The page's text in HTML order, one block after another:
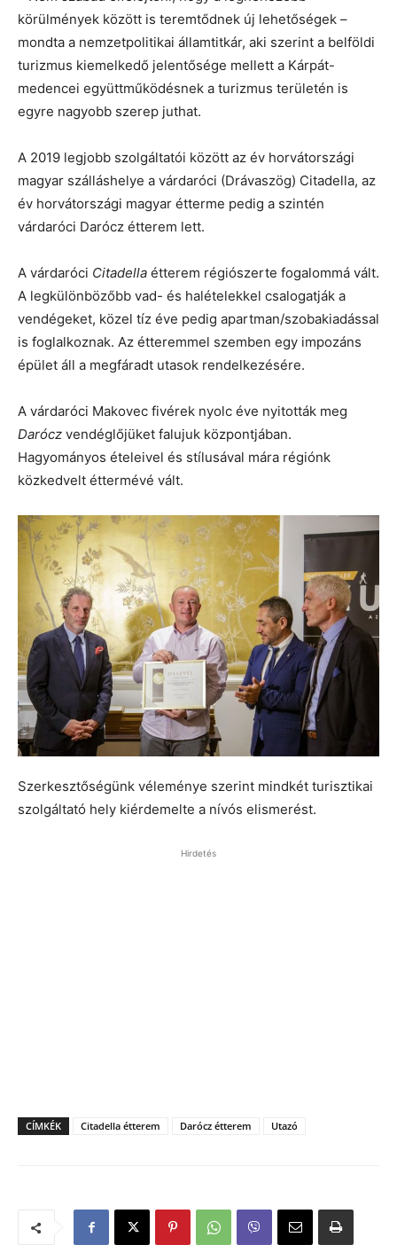
körülmények között is teremtődnek új lehetőségek –
mondta a nemzetpolitikai államtitkár, aki szerint a belföldi
turizmus kiemelkedő jelentősége mellett a Kárpát-
medencei együttműködésnek a turizmus területén is
egyre nagyobb szerep juthat.
A 2019 legjobb szolgáltatói között az év horvátországi
magyar szálláshelye a várdaróci (Drávaszög) Citadella, az
év horvátországi magyar étterme pedig a szintén
várdaróci Darócz étterem lett.
A várdaróci Citadella étterem régiószerte fogalommá vált.
A legkülönbözőbb vad- és halételekkel csalogatják a
vendégeket, közel tíz éve pedig apartman/szobakiadással
is foglalkoznak. Az étteremmel szemben egy impozáns
épület áll a megfáradt utasok rendelkezésére.
A várdaróci Makovec fivérek nyolc éve nyitották meg
Darócz vendéglőjüket falujuk központjában.
Hagyományos ételeivel és stílusával mára régiónk
közkedvelt éttermévé vált.
Szerkesztőségünk véleménye szerint mindkét turisztikai
szolgáltató hely kiérdemelte a nívós elismerést.
Hirdetés
CÍMKÉK Citadella étterem Darócz étterem Utazó